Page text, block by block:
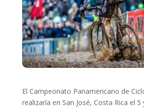
El Campeonato Panamericano de
realizaría en San José, Costa Rica el